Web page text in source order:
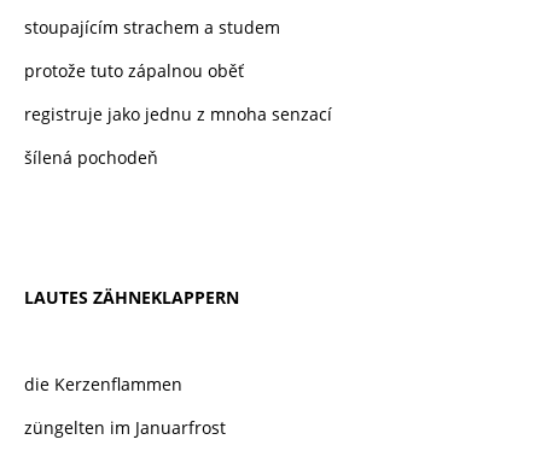
stoupajícím strachem a studem
protože tuto zápalnou oběť
registruje jako jednu z mnoha senzací
šílená pochodeň
LAUTES ZÄHNEKLAPPERN
die Kerzenflammen
züngelten im Januarfrost